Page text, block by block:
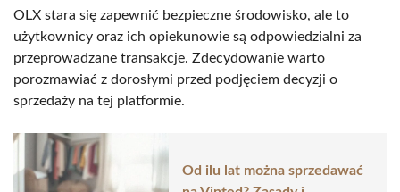
OLX stara się zapewnić bezpieczne środowisko, ale to
użytkownicy oraz ich opiekunowie są odpowiedzialni za
przeprowadzane transakcje. Zdecydowanie warto
porozmawiać z dorosłymi przed podjęciem decyzji o
sprzedaży na tej platformie.
Od ilu lat można sprzedawać